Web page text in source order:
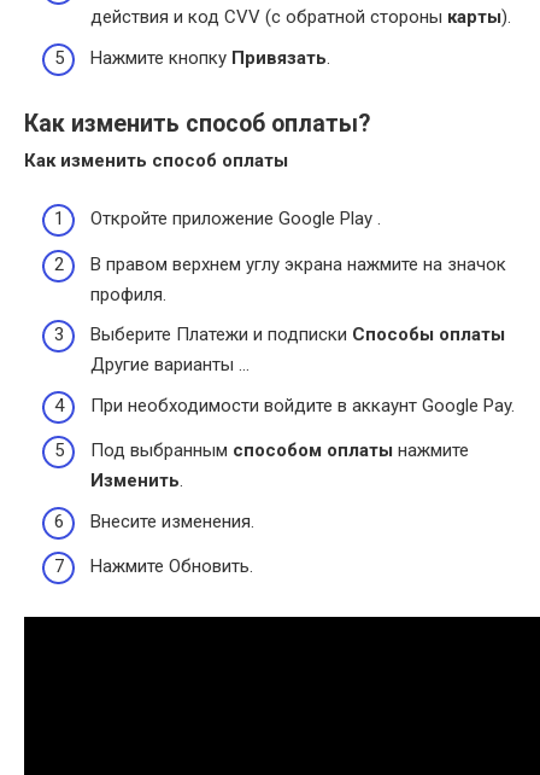
действия и код CVV (с обратной стороны карты).
Нажмите кнопку Привязать.
Как изменить способ оплаты?
Как изменить способ оплаты
Откройте приложение Google Play .
В правом верхнем углу экрана нажмите на значок
профиля.
Выберите Платежи и подписки Способы оплаты
Другие варианты …
При необходимости войдите в аккаунт Google Pay.
Под выбранным способом оплаты нажмите
Изменить.
Внесите изменения.
Нажмите Обновить.